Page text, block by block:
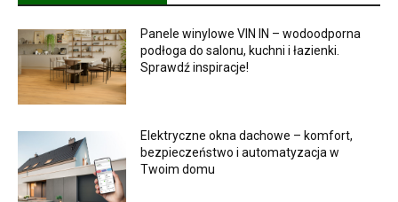
Panele winylowe VIN IN – wodoodporna
podłoga do salonu, kuchni i łazienki.
Sprawdź inspiracje!
Elektryczne okna dachowe – komfort,
bezpieczeństwo i automatyzacja w
Twoim domu